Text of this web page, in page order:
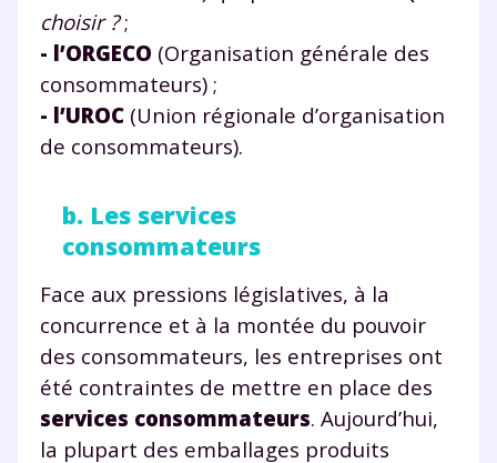
choisir ?;
- l’ORGECO (Organisation générale des
consommateurs) ;
- l’UROC (Union régionale d’organisation
de consommateurs).
b. Les services
consommateurs
Face aux pressions législatives, à la
concurrence et à la montée du pouvoir
des consommateurs, les entreprises ont
été contraintes de mettre en place des
services consommateurs. Aujourd’hui,
la plupart des emballages produits
Testez gratuitement
pendant 24h notre
plateforme de soutien
scolaire !
corrigés,podcasts de révisions
Unespace dédié aux parents
Tout le programme scolaire du CP à
la Terminale
Des profs expérimentés disponibles
à la demande par tchat, audio ou
vidéo